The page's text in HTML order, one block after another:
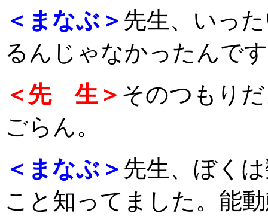
＜まなぶ＞ 先生、いっ
るんじゃなかったんで
＜先 生＞ そのつもり
ごらん。
＜まなぶ＞ 先生、ぼく
こと知ってました。能